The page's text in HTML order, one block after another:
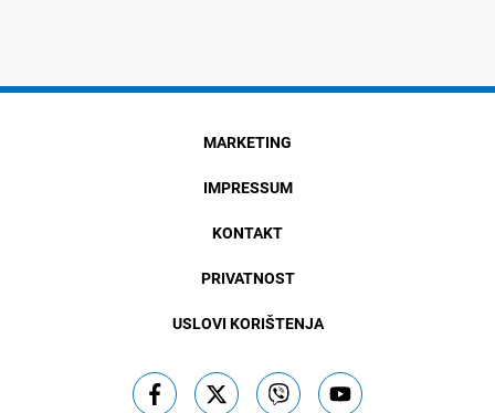
MARKETING
IMPRESSUM
KONTAKT
PRIVATNOST
USLOVI KORIŠTENJA